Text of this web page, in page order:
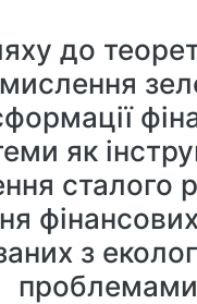
до
як
сталого
з
проблемами